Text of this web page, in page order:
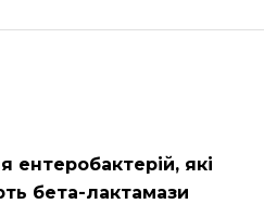
ентеробактерій, які
бета-лактамази